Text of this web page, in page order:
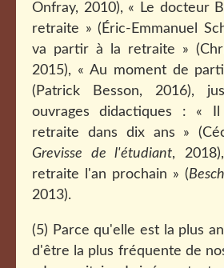
Onfray, 2010), « Le docteur
retraite » (Éric-Emmanuel
va partir à la retraite »
2015), « Au moment de
(Patrick Besson, 2016),
ouvrages didactiques : «
retraite dans dix ans »
Grevisse de l'étudiant,
retraite l'an prochain » (
2013).
(5) Parce qu'elle est la plus
d'être la plus fréquente de